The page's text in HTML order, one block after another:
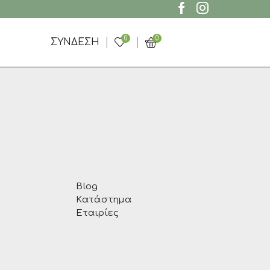
ΣΎΝΔΕΣΗ 0 0
Blog
Κατάστημα
Εταιρίες